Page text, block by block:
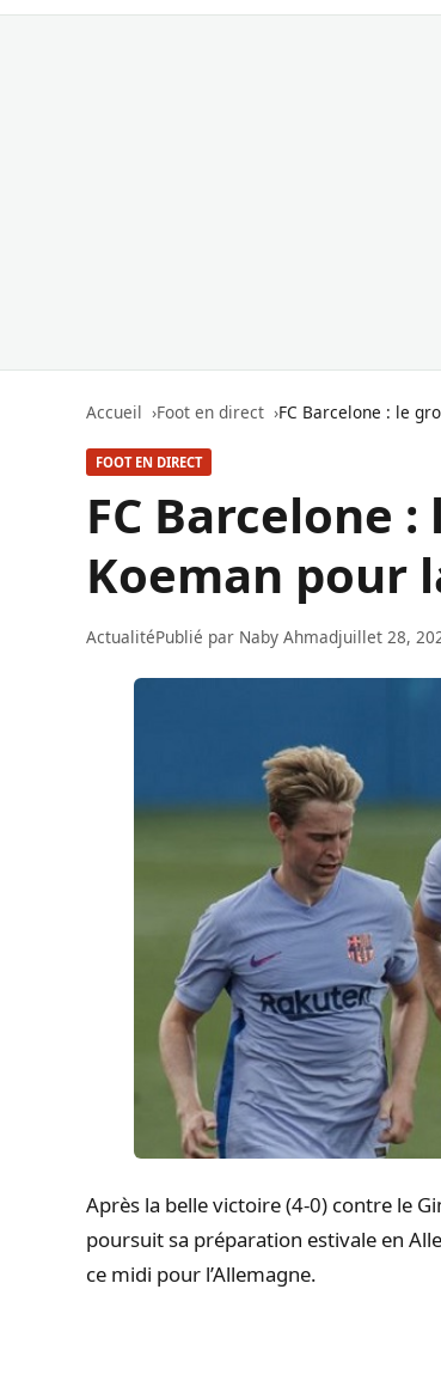
Accueil Foot en direct FC Barcelone : le
FOOT EN DIRECT
FC Barcelone
Koeman pour
ActualitéPublié par Naby Ahmadjuillet 28,
Après la belle victoire (4-0) contre le
poursuit sa préparation estivale en
ce midi pour l’Allemagne.